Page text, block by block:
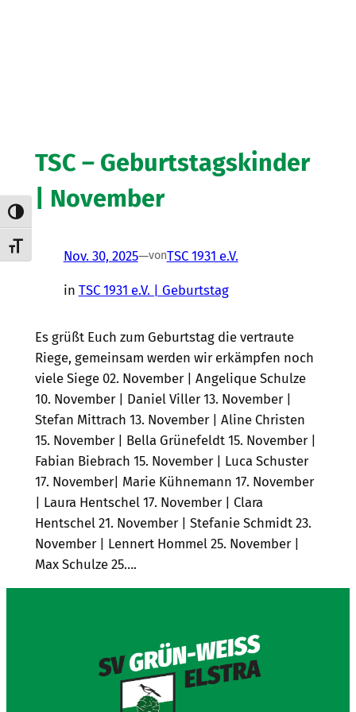
Umschalten auf hohe Kontraste
Schrift vergrößern
TSC – Geburtstagskinder
| November
Nov. 30, 2025—vonTSC 1931 e.V.
in TSC 1931 e.V. | Geburtstag
Es grüßt Euch zum Geburtstag die vertraute
Riege, gemeinsam werden wir erkämpfen noch
viele Siege 02. November | Angelique Schulze
10. November | Daniel Viller 13. November |
Stefan Mittrach 13. November | Aline Christen
15. November | Bella Grünefeldt 15. November |
Fabian Biebrach 15. November | Luca Schuster
17. November| Marie Kühnemann 17. November
| Laura Hentschel 17. November | Clara
Hentschel 21. November | Stefanie Schmidt 23.
November | Lennert Hommel 25. November |
Max Schulze 25….